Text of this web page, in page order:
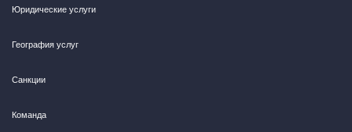
Юридические услуги
География услуг
Санкции
Команда